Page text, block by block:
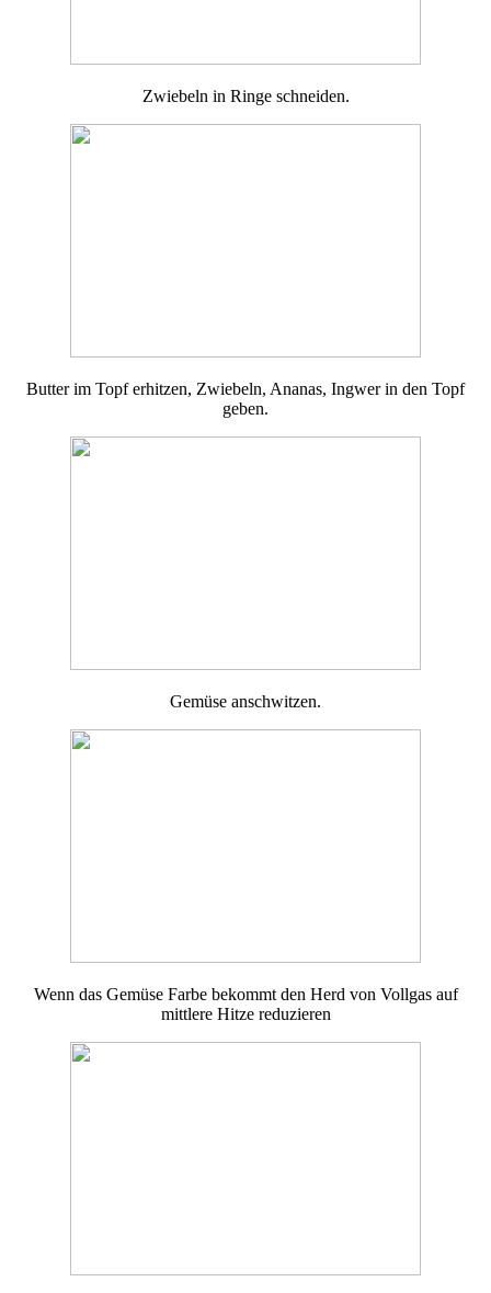
Zwiebeln in Ringe schneiden.
Butter im Topf erhitzen, Zwiebeln, Ananas, Ingwer in den Topf
geben.
Gemüse anschwitzen.
Wenn das Gemüse Farbe bekommt den Herd von Vollgas auf
mittlere Hitze reduzieren